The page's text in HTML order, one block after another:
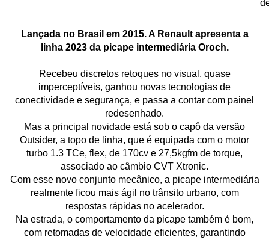
Lançada no Brasil em 2015. A Renault apresenta a
linha 2023 da picape intermediária Oroch.
Recebeu discretos retoques no visual, quase
imperceptíveis, ganhou novas tecnologias de
conectividade e segurança, e passa a contar com painel
redesenhado.
Mas a principal novidade está sob o capô da versão
Outsider, a topo de linha, que é equipada com o motor
turbo 1.3 TCe, flex, de 170cv e 27,5kgfm de torque,
associado ao câmbio CVT Xtronic.
Com esse novo conjunto mecânico, a picape intermediária
realmente ficou mais ágil no trânsito urbano, com
respostas rápidas no acelerador.
Na estrada, o comportamento da picape também é bom,
com retomadas de velocidade eficientes, garantindo